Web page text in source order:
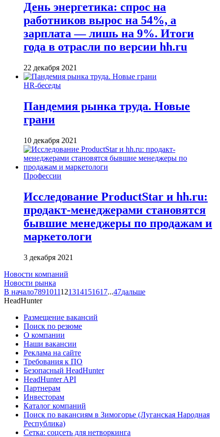
День энергетика: спрос на
работников вырос на 54%, а
зарплата — лишь на 9%. Итоги
года в отрасли по версии hh.ru
22 декабря 2021
HR-беседы
Пандемия рынка труда. Новые
грани
10 декабря 2021
Профессии
Исследование ProductStar и hh.ru:
продакт-менеджерами становятся
бывшие менеджеры по продажам и
маркетологи
3 декабря 2021
Новости компаний
Новости рынка
В начало7891011121314151617...47дальше
HeadHunter
Размещение вакансий
Поиск по резюме
О компании
Наши вакансии
Реклама на сайте
Требования к ПО
Безопасный HeadHunter
HeadHunter API
Партнерам
Инвесторам
Каталог компаний
Поиск по вакансиям в Зимогорье (Луганская Народная
Республика)
Сетка: соцсеть для нетворкинга